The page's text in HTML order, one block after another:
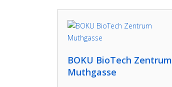
BOKU BioTech Zentrum
Muthgasse